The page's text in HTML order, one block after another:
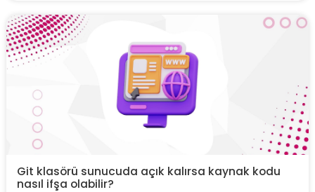
Git klasörü sunucuda açık kalırsa kaynak kodu
nasıl ifşa olabilir?